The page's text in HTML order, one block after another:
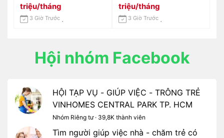
Chị Về Phụ Làm Việc
Nhà
triệu/tháng
3 Giờ Trước
triệu/tháng
3 Giờ Trước
Hội nhóm Facebook
HỘI TẠP VỤ - GIÚP VIỆC - TRÔNG TRẺ
VINHOMES CENTRAL PARK TP. HCM
Nhóm Riêng tư · 39,8K thành viên
Tìm người giúp việc nhà - chăm trẻ có